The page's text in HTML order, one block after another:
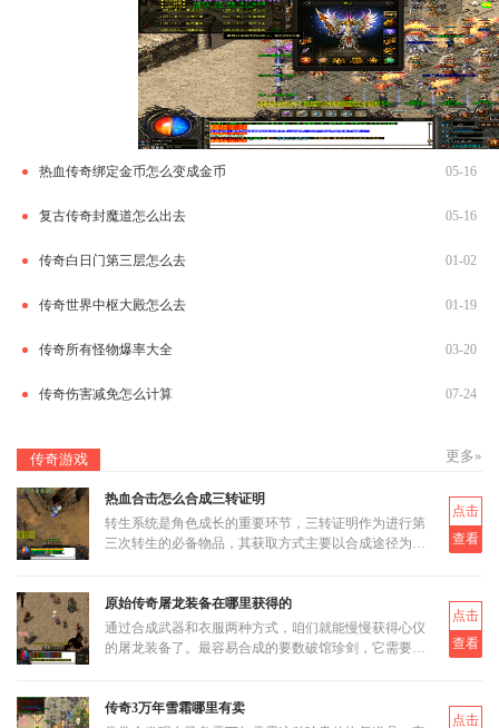
热血传奇绑定金币怎么变成金币 05-16
复古传奇封魔道怎么出去 05-16
传奇白日门第三层怎么去 01-02
传奇世界中枢大殿怎么去 01-19
传奇所有怪物爆率大全 03-20
传奇伤害减免怎么计算 07-24
传奇游戏 更多»
热血合击怎么合成三转证明
转生系统是角色成长的重要环节，三转证明作为进行第
三次转生的必备物品，其获取方式主要以合成途径为
点击
查看
原始传奇屠龙装备在哪里获得的
通过合成武器和衣服两种方式，咱们就能慢慢获得心仪
的屠龙装备了。最容易合成的要数破馆珍剑，它需要的
点击
查看
传奇3万年雪霜哪里有卖
点击